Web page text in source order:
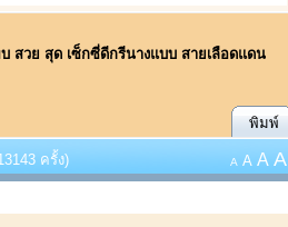
สวย สุด เซ็กซี่ดีกรีนางแบบ สายเลือดแดน
พิมพ์
ครั้ง) A A A A